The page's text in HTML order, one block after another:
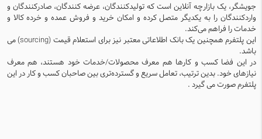
صورت گیره ای و کشویی طراحی شده است که قابلیت
360 درجه دارد و میتوان به صورت عمودی و افقی از
جویشگر، یک بازارچه آنلاین است که تولیدکنندگان، عرضه کنندگان، صادرکنندگان و
واردکنندگان را به یکدیگر متصل کرده و امکان خرید و فروش عمده و خرده کالا و
خدمات را فراهم می‌کند.
این پلتفرم همچنین یک بانک اطلاعاتی معتبر نیز برای استعلام قیمت (sourcing) می
باشد.
در این فضا کسب و کارها هم معرف محصولات/خدمات خود هستند، هم معرف
نیازهای خود. بدین ترتیب، تعامل سریع و گسترده‌تری بین صاحبان کسب و کار در این
پلتفرم صورت می گیرد .